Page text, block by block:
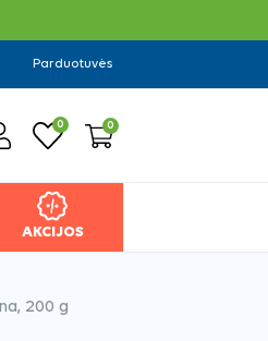
Parduotuvės
0 0
AKCIJOS
200 g